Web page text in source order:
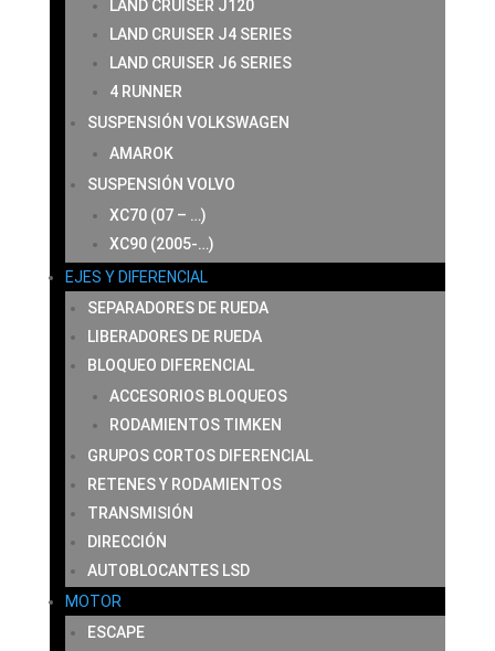
LAND CRUISER J120
LAND CRUISER J4 SERIES
LAND CRUISER J6 SERIES
4 RUNNER
SUSPENSIÓN VOLKSWAGEN
AMAROK
SUSPENSIÓN VOLVO
XC70 (07 – …)
XC90 (2005-…)
EJES Y DIFERENCIAL
SEPARADORES DE RUEDA
LIBERADORES DE RUEDA
BLOQUEO DIFERENCIAL
ACCESORIOS BLOQUEOS
RODAMIENTOS TIMKEN
GRUPOS CORTOS DIFERENCIAL
RETENES Y RODAMIENTOS
TRANSMISIÓN
DIRECCIÓN
AUTOBLOCANTES LSD
MOTOR
ESCAPE